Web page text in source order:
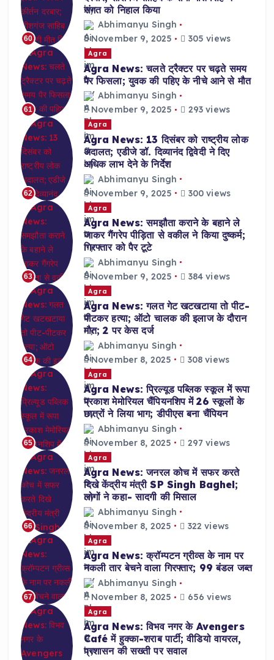
60
संगत को निहाल किया
Abhimanyu Singh
November 9, 2025
305 views
61
Agra
Agra News: चलते ट्रैक्टर पर चढ़ते समय
पैर फिसला; युवक की पहिए के नीचे आने से मौत
Abhimanyu Singh
November 9, 2025
293 views
62
Agra
Agra News: 13 दिसंबर को राष्ट्रीय लोक
अदालत; एडीजे डॉ. दिव्यानंद द्विवेदी ने दिए
अधिक लाभ देने के निर्देश
Abhimanyu Singh
November 9, 2025
300 views
63
Agra
Agra News: समझौता कराने के बहाने ले
जाकर गैंगरेप पीड़िता से वकील ने किया दुष्कर्म;
गिरफ्तार को पैर टूटे
Abhimanyu Singh
November 9, 2025
384 views
64
Agra
Agra News: गलत गेट खटखटाया तो पीट-
पीटकर हत्या; ऑटो चालक की इलाज के दौरान
मौत; 2 पर केस दर्ज
Abhimanyu Singh
November 8, 2025
308 views
65
Agra
Agra News: प्रिल्यूड पब्लिक स्कूल में रूपा
प्रकाश मेमोरियल चैंपियनशिप में 26 स्कूलों के
छात्रों ने लिया भाग; डीपीएस बना चैंपियन
Abhimanyu Singh
November 8, 2025
297 views
66
Agra
Agra News: जनरल कोच में सफर करते
दिखे केंद्रीय मंत्री SP Singh Baghel;
लोगों ने कहा- सादगी की मिसाल
Abhimanyu Singh
November 8, 2025
322 views
67
Agra
Agra News: क्रॉम्पटन ग्रीव्स के नाम पर
नकली तार बेचने वाला गिरफ्तार; 99 बंडल जब्त
Abhimanyu Singh
November 8, 2025
656 views
Agra
Agra News: विभव नगर के Avengers
Café में हुक्का-शराब पार्टी; वीडियो वायरल,
प्रशासन की सख्ती पर सवाल